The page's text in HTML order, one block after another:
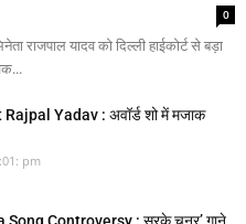
0
राजपाल यादव को दिल्ली हाईकोर्ट से बड़ा
Yadav : अवॉर्ड शो में मजाक
pm